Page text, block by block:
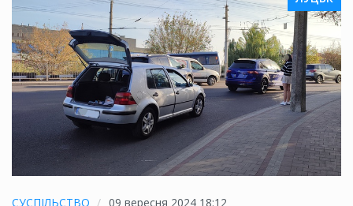
СУСПІЛЬСТВО 09 вересня 2024 18:12